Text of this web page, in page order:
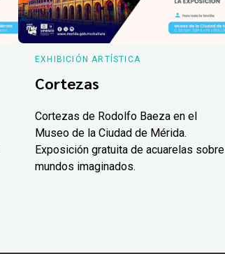
EXHIBICIÓN ARTÍSTICA
Cortezas
Cortezas de Rodolfo Baeza en el
Museo de la Ciudad de Mérida.
Exposición gratuita de acuarelas sobre
mundos imaginados.